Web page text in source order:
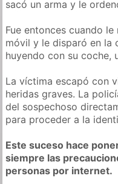
sacó un arma y le
Fue entonces cuando
móvil y le disparó en la
huyendo con su coche,
La víctima escapó con
heridas graves. La
del sospechoso
para proceder a la
Este suceso hace
siempre las
personas por internet.